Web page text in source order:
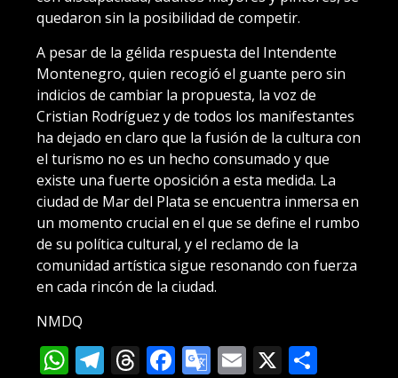
quedaron sin la posibilidad de competir.
A pesar de la gélida respuesta del Intendente
Montenegro, quien recogió el guante pero sin
indicios de cambiar la propuesta, la voz de
Cristian Rodríguez y de todos los manifestantes
ha dejado en claro que la fusión de la cultura con
el turismo no es un hecho consumado y que
existe una fuerte oposición a esta medida. La
ciudad de Mar del Plata se encuentra inmersa en
un momento crucial en el que se define el rumbo
de su política cultural, y el reclamo de la
comunidad artística sigue resonando con fuerza
en cada rincón de la ciudad.
NMDQ
WhatsApp
Telegram
Threads
Facebook
Google
Email
X